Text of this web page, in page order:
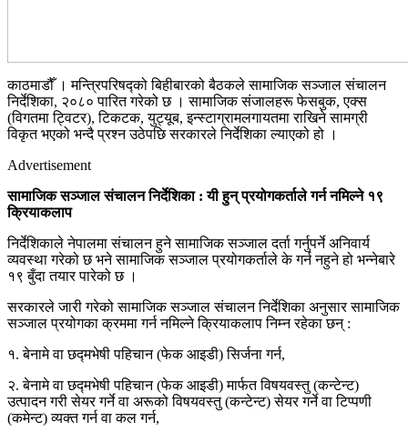
काठमाडौँ । मन्त्रिपरिषद्को बिहीबारको बैठकले सामाजिक सञ्जाल संचालन
निर्देशिका, २०८० पारित गरेको छ । सामाजिक संजालहरू फेसबुक, एक्स
(विगतमा ट्विटर), टिकटक, युट्यूब, इन्स्टाग्रामलगायतमा राखिने सामग्री
विकृत भएको भन्दै प्रश्न उठेपछि सरकारले निर्देशिका ल्याएको हो ।
Advertisement
सामाजिक सञ्जाल संचालन निर्देशिका : यी हुन् प्रयोगकर्ताले गर्न नमिल्ने १९
क्रियाकलाप
निर्देशिकाले नेपालमा संचालन हुने सामाजिक सञ्जाल दर्ता गर्नुपर्ने अनिवार्य
व्यवस्था गरेको छ भने सामाजिक सञ्जाल प्रयोगकर्ताले के गर्न नहुने हो भन्नेबारे
१९ बुँदा तयार पारेको छ ।
सरकारले जारी गरेको सामाजिक सञ्जाल संचालन निर्देशिका अनुसार सामाजिक
सञ्जाल प्रयोगका क्रममा गर्न नमिल्ने क्रियाकलाप निम्न रहेका छन् :
१. बेनामे वा छद्मभेषी पहिचान (फेक आइडी) सिर्जना गर्न,
२. बेनामे वा छद्मभेषी पहिचान (फेक आइडी) मार्फत विषयवस्तु (कन्टेन्ट)
उत्पादन गरी सेयर गर्ने वा अरूको विषयवस्तु (कन्टेन्ट) सेयर गर्ने वा टिप्पणी
(कमेन्ट) व्यक्त गर्न वा कल गर्न,